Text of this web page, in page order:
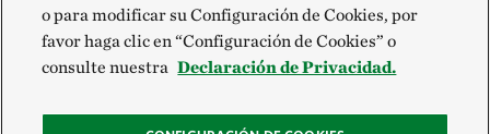
o para modificar su Configuración de Cookies, por
favor haga clic en “Configuración de Cookies” o
consulte nuestra Declaración de Privacidad.